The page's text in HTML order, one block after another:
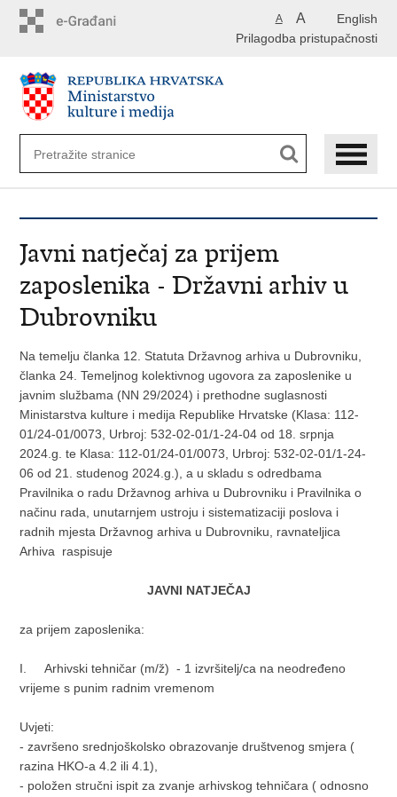
English
A A
Prilagodba pristupačnosti
Javni natječaj za prijem
zaposlenika - Državni arhiv u
Dubrovniku
Na temelju članka 12. Statuta Državnog arhiva u Dubrovniku,
članka 24. Temeljnog kolektivnog ugovora za zaposlenike u
javnim službama (NN 29/2024) i prethodne suglasnosti
Ministarstva kulture i medija Republike Hrvatske (Klasa: 112-
01/24-01/0073, Urbroj: 532-02-01/1-24-04 od 18. srpnja
2024.g. te Klasa: 112-01/24-01/0073, Urbroj: 532-02-01/1-24-
06 od 21. studenog 2024.g.), a u skladu s odredbama
Pravilnika o radu Državnog arhiva u Dubrovniku i Pravilnika o
načinu rada, unutarnjem ustroju i sistematizaciji poslova i
radnih mjesta Državnog arhiva u Dubrovniku, ravnateljica
Arhiva raspisuje
JAVNI NATJEČAJ
za prijem zaposlenika:
I. Arhivski tehničar (m/ž) - 1 izvršitelj/ca na neodređeno
vrijeme s punim radnim vremenom
Uvjeti:
- završeno srednjoškolsko obrazovanje društvenog smjera (
razina HKO-a 4.2 ili 4.1),
- položen stručni ispit za zvanje arhivskog tehničara ( odnosno